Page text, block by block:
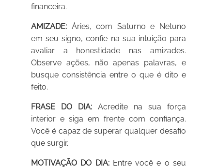
financeira.
AMIZADE: Áries, com Saturno e Netuno
em seu signo, confie na sua intuição para
avaliar a honestidade nas amizades.
Observe ações, não apenas palavras, e
busque consistência entre o que é dito e
feito.
FRASE DO DIA: Acredite na sua força
interior e siga em frente com confiança.
Você é capaz de superar qualquer desafio
que surgir.
MOTIVAÇÃO DO DIA:Entre você e o seu